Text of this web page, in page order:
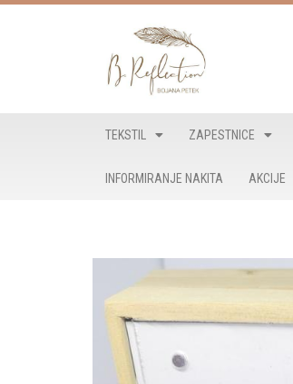
TEKSTIL ZAPESTNICE
INFORMIRANJE NAKITA AKCIJE